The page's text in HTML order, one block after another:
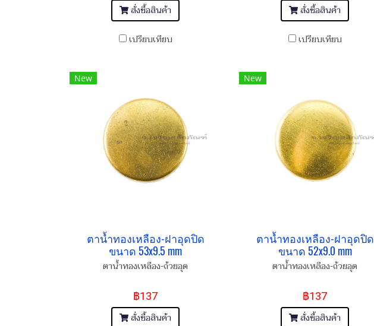
สั่งซื้อสินค้า
เปรียบเทียบ
สั่งซื้อสินค้า
เปรียบเทียบ
New
ตาน้ำทองเหลือง-ฝาอุดปิด
ขนาด 53x9.5 mm
ตาน้ำทองเหลือง-ถ้วยอุด
฿137
สั่งซื้อสินค้า
New
ตาน้ำทองเหลือง-ฝาอุดปิด
ขนาด 52x9.0 mm
ตาน้ำทองเหลือง-ถ้วยอุด
฿137
สั่งซื้อสินค้า